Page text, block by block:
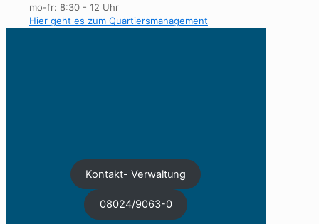
mo-fr: 8:30 - 12 Uhr
Hier geht es zum Quartiersmanagement
Kontakt- Verwaltung
08024/9063-0